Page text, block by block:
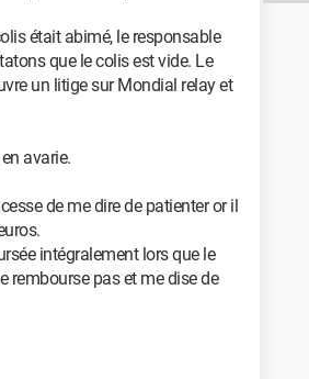
était abimé, le responsable
que le colis est vide. Le
un litige sur Mondial relay et
avarie.
de me dire de patienter or il
intégralement lors que le
rembourse pas et me dise de